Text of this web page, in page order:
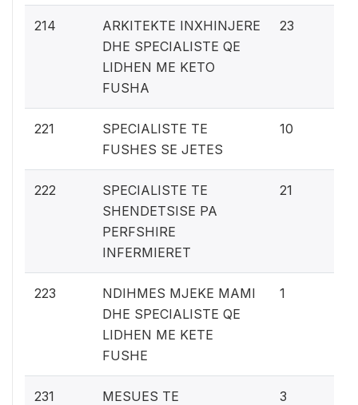
214
ARKITEKTE INXHINJERE
DHE SPECIALISTE QE
LIDHEN ME KETO
FUSHA
23
221
SPECIALISTE TE
FUSHES SE JETES
10
222
SPECIALISTE TE
SHENDETSISE PA
PERFSHIRE
INFERMIERET
21
223
NDIHMES MJEKE MAMI
DHE SPECIALISTE QE
LIDHEN ME KETE
FUSHE
1
231
MESUES TE
3